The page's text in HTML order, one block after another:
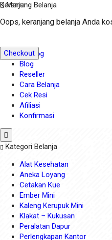
Menu
Katalog
Blog
Reseller
Cara Belanja
Cek Resi
Afiliasi
Konfirmasi
Kategori Belanja
Alat Kesehatan
Aneka Loyang
Cetakan Kue
Ember Mini
Kaleng Kerupuk Mini
Klakat – Kukusan
Peralatan Dapur
Perlengkapan Kantor
Masuk
Keranjang Belanja
Oops, keranjang belanja Anda
Checkout